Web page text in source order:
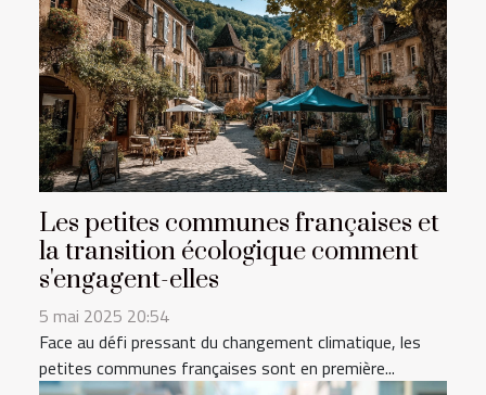
Les petites communes françaises et
la transition écologique comment
s'engagent-elles
5 mai 2025 20:54
Face au défi pressant du changement climatique, les
petites communes françaises sont en première...